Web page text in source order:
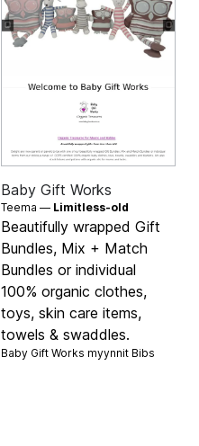
Baby Gift Works
Teema — Limitless-old
Beautifully wrapped Gift
Bundles, Mix + Match
Bundles or individual
100% organic clothes,
toys, skin care items,
towels & swaddles.
Baby Gift Works myynnit Bibs